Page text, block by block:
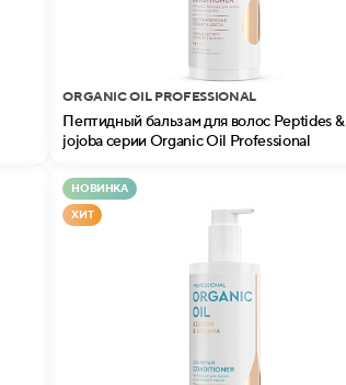
ORGANIC OIL PROFESSIONAL
Пептидный бальзам для волос Peptides &
jojoba серии Organic Oil Professional
НОВИНКА
ХИТ